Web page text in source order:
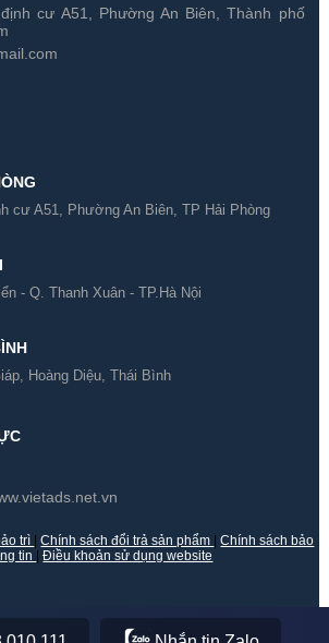
5,464,000₫
2
cư A51, Phường An Biên, Thành phố
cư A51, Phường An Biên, TP Hải Phòng
- Q. Thanh Xuân - TP.Hà Nội
Hoàng Diệu, Thái Bình
trì Chính sách đổi trả sản phẩm
Chính sách bảo
tin
Điều khoản sử dụng website